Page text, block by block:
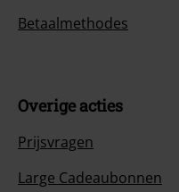
Betaalmethodes
Overige acties
Prijsvragen
Large Cadeaubonnen